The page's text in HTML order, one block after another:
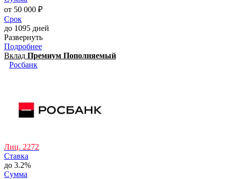
от 50 000 ₽
Срок
до 1095 дней
Развернуть
Подробнее
Вклад Премиум Пополняемый
Росбанк
Лиц. 2272
Ставка
до 3.2%
Сумма